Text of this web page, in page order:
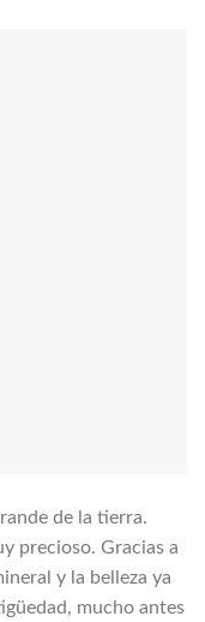
de la tierra.
precioso. Gracias a
y la belleza ya
mucho antes